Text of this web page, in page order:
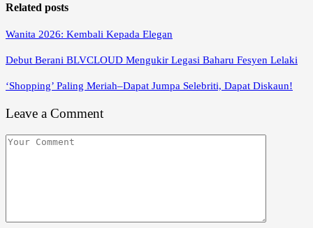
Related posts
Wanita 2026: Kembali Kepada Elegan
Debut Berani BLVCLOUD Mengukir Legasi Baharu Fesyen Lelaki
‘Shopping’ Paling Meriah–Dapat Jumpa Selebriti, Dapat Diskaun!
Leave a Comment